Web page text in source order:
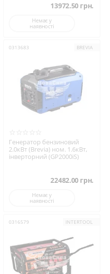
там, де воно потрібне
13972.50 грн.
Немає у
наявності
0313683 BREVIA
Генератор бензиновий
2.0кВт (Brevia) ном. 1.6кВт,
інверторний (GP2000iS)
22482.00 грн.
Немає у
наявності
0316579 INTERTOOL